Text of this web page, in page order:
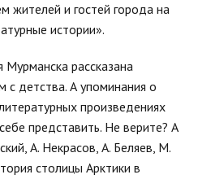
жителей и гостей города на
истории».
Мурманска рассказана
с детства. А упоминания о
произведениях
представить. Не верите? А
А. Некрасов, А. Беляев, М.
столицы Арктики в